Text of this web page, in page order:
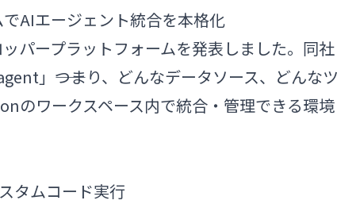
AIエージェント統合を本格化
パープラットフォームを発表しました。同社
」――つまり、どんなデータソース、どんなツ
のワークスペース内で統合・管理できる環境
タムコード実行